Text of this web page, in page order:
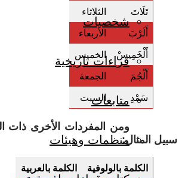
شخصيات
قراءات تاريخية
متابعات
منظمات وهيئات
تَلَاتَ الثلاثاء
أَلَرْبَ الأربعاء
أَلْخَمِيسْ الخميس
أَلْجُمَ الجمعة
سَمْدِ السبت
ومن المفردات الأخرى ذات
سبيل المثال:
الكلمة بالولوفية الكلمة بالعربية